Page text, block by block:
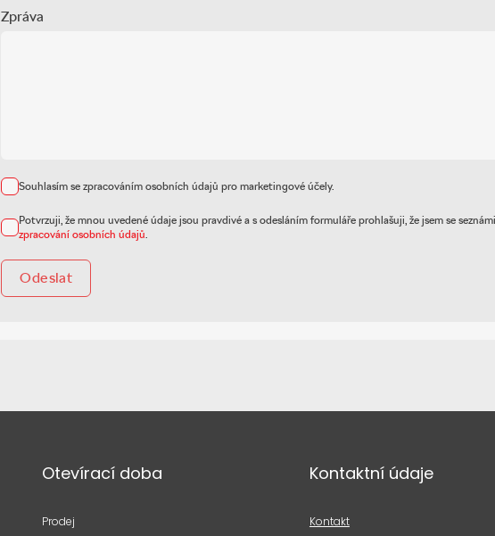
Zpráva
Souhlasím se zpracováním osobních údajů pro marketingové účely.
Potvrzuji, že mnou uvedené údaje jsou pravdivé a s odesláním formuláře prohlašuji, že jsem se
zpracování osobních údajů
Odeslat
Otevírací doba
Prodej
Kontaktní údaje
Kontakt